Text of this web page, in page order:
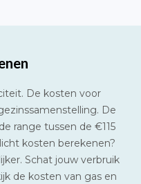
De kosten voor
De
range tussen de €115
kosten berekenen?
Schat jouw verbruik
de kosten van gas en